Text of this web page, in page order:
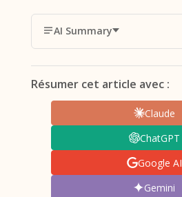
AI Summary
Résumer cet article avec :
Claude
ChatGPT
Google AI
Gemini